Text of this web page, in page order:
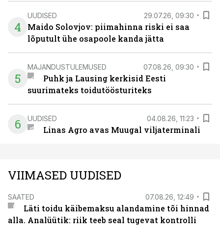
4
UUDISED 29.07.26, 09:30
Maido Solovjov: piimahinna riski ei saa
lõputult ühe osapoole kanda jätta
5
MAJANDUSTULEMUSED 07.08.26, 09:30
Puhk ja Lausing kerkisid Eesti
suurimateks toidutöösturiteks
6 UUDISED 04.08.26, 11:23
Linas Agro avas Muugal viljaterminali
VIIMASED UUDISED
SAATED 07.08.26, 12:49
Läti toidu käibemaksu alandamine tõi hinnad
alla. Analüütik: riik teeb seal tugevat kontrolli